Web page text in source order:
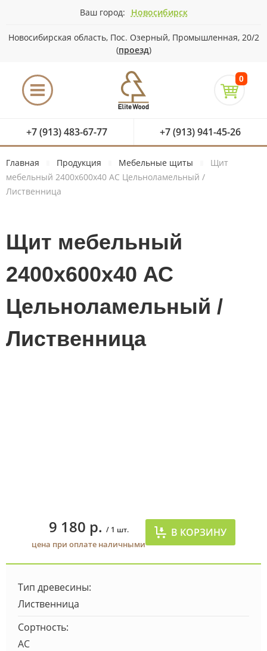
Ваш город: Новосибирск
Новосибирская область, Пос. Озерный, Промышленная, 20/2
(проезд)
+7 (913) 483-67-77 +7 (913) 941-45-26
0
Главная Продукция Мебельные щиты
Щит
мебельный 2400х600х40 АС Цельноламельный /
Лиственница
Щит мебельный
2400х600х40 АС
Цельноламельный /
Лиственница
9 180 р. / 1 шт.
цена при оплате наличными
В КОРЗИНУ
Тип древесины:
Лиственница
Сортность:
AC